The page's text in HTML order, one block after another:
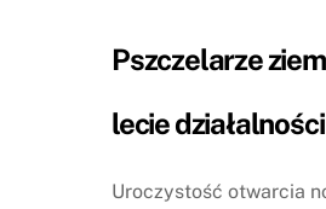
Pszczelarze
lecie działalności
Uroczystość otwarcia